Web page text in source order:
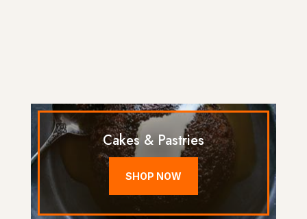
Cakes & Pastries
SHOP NOW